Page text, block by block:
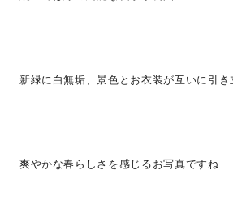
新緑に白無垢、景色とお衣装が互いに引き
爽やかな春らしさを感じるお写真ですね